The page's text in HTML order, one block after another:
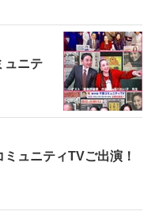
ュニテ
ュニティTVご出演！